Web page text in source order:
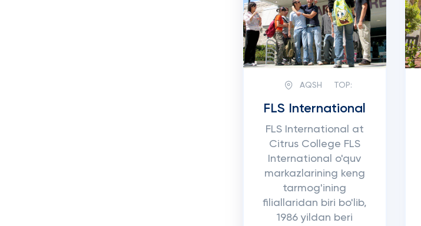
AQSH TOP:
FLS International
FLS International at
Citrus College FLS
International o'quv
markazlarining keng
tarmog'ining
filiallaridan biri bo'lib,
1986 yildan beri